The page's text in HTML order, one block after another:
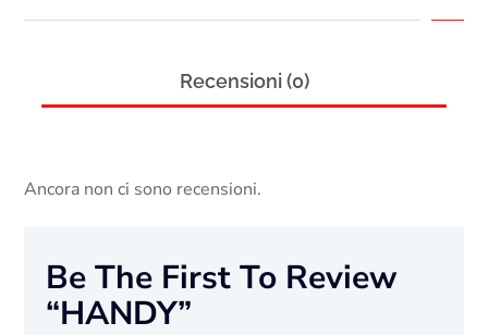
Recensioni (0)
Ancora non ci sono recensioni.
Be The First To Review
“HANDY”